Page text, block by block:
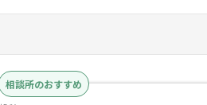
相談所のおすすめ